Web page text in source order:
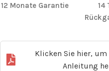
12 Monate Garantie
14
Klicken Sie hier,
Anleitung